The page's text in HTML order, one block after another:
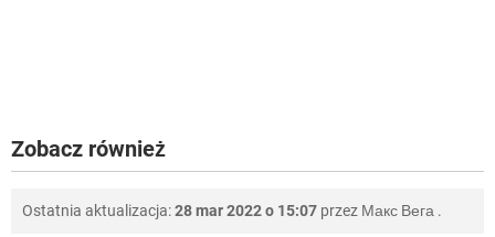
Zobacz również
Ostatnia aktualizacja:28 mar 2022 o 15:07 przez Макс Вега .